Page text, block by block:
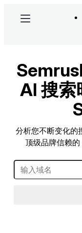
AI 搜索
分析您不断变化的
顶级品牌信赖的